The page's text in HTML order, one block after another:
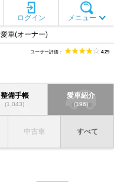
メニュー
ログイン
愛車(オーナー)
ユーザー評価： 4.29
整備手帳
(1,043)
愛車紹介
(196)
中古車 すべて